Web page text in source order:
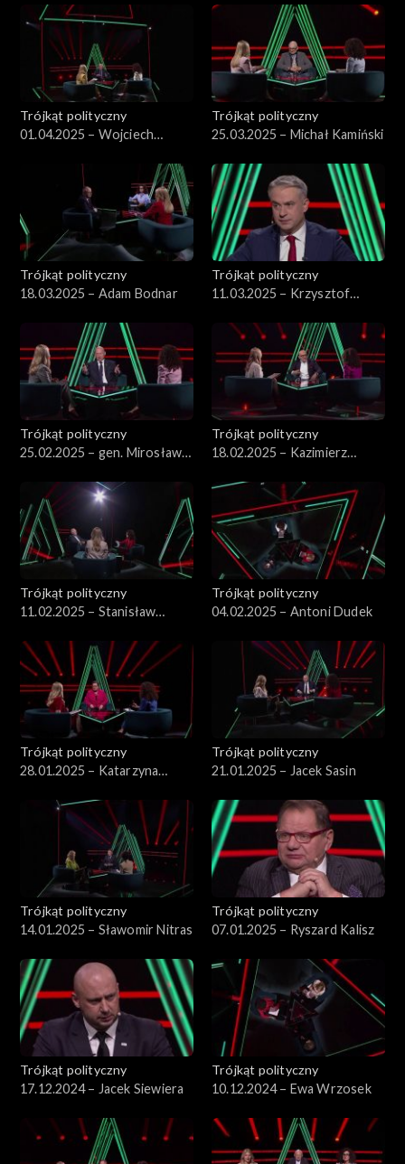
Trójkąt polityczny
01.04.2025 – Wojciech
Trójkąt polityczny
25.03.2025 – Michał Kamiński
Trójkąt polityczny
18.03.2025 – Adam Bodnar
Trójkąt polityczny
11.03.2025 – Krzysztof
Trójkąt polityczny
25.02.2025 – gen. Mirosław
Trójkąt polityczny
18.02.2025 – Kazimierz
Trójkąt polityczny
11.02.2025 – Stanisław
Trójkąt polityczny
04.02.2025 – Antoni Dudek
Trójkąt polityczny
28.01.2025 – Katarzyna
Trójkąt polityczny
21.01.2025 – Jacek Sasin
Trójkąt polityczny
14.01.2025 – Sławomir Nitras
Trójkąt polityczny
07.01.2025 – Ryszard Kalisz
Trójkąt polityczny
17.12.2024 – Jacek Siewiera
Trójkąt polityczny
10.12.2024 – Ewa Wrzosek